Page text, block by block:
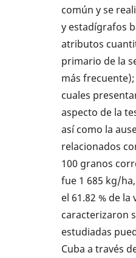
común y se
y estadígrafos
atributos
primario de la
más
cuales
aspecto de la
así como la
relacionados
100 granos
fue 1 685 kg/ha,
el 61.82 % de
caracterizaron
estudiadas
Cuba a través